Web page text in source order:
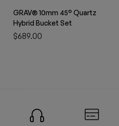
GRAV® 10mm 45° Quartz
Hybrid Bucket Set
$689.00